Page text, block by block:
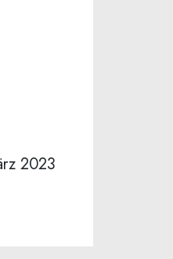
2023